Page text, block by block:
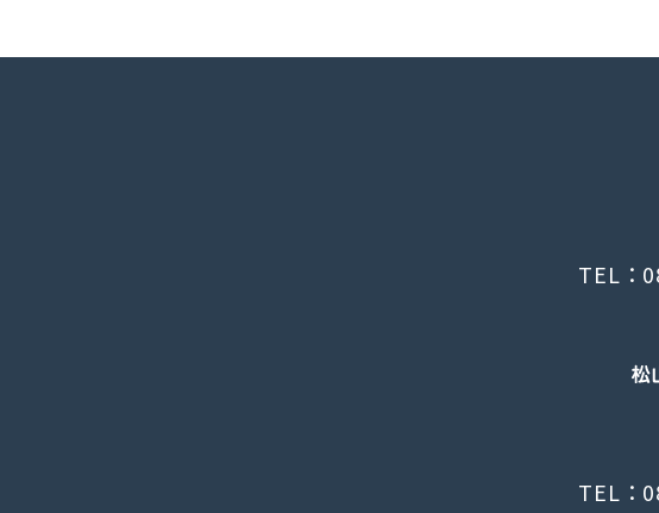
TEL：
TEL：